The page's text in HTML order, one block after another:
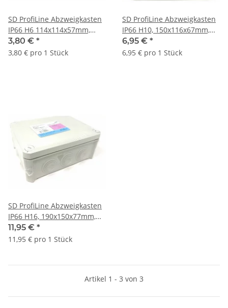
SD ProfiLine Abzweigkasten
IP66 H6 114x114x57mm,
lichtgrau
3,80 € *
3,80 € pro 1 Stück
SD ProfiLine Abzweigkasten
IP66 H10, 150x116x67mm,
lichtgrau
6,95 € *
6,95 € pro 1 Stück
SD ProfiLine Abzweigkasten
IP66 H16, 190x150x77mm,
lichtgrau
11,95 € *
11,95 € pro 1 Stück
Artikel 1 - 3 von 3